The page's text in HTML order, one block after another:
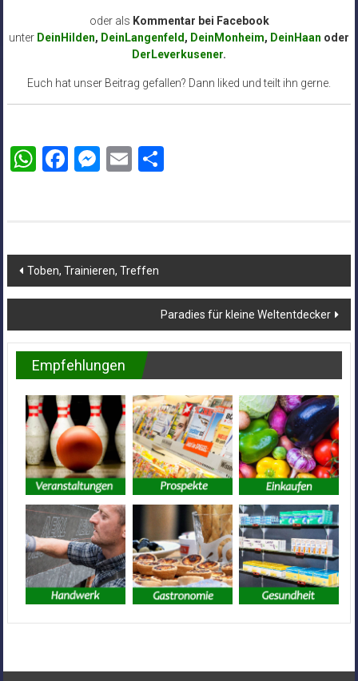
oder als Kommentar bei Facebook
unter DeinHilden, DeinLangenfeld, DeinMonheim, DeinHaan oder
DerLeverkusener.
Euch hat unser Beitrag gefallen? Dann liked und teilt ihn gerne.
WhatsApp
Facebook
Messenger
EmailTeilen
Beitragsnavigation
Toben, Trainieren, Treffen
Paradies für kleine Weltentdecker
Empfehlungen